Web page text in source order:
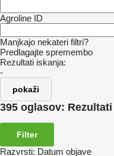
Agroline ID
Manjkajo nekateri filtri?
Predlagajte spremembo
Rezultati iskanja:
-
pokaži
395 oglasov:
Filter
Razvrsti: Datum objave